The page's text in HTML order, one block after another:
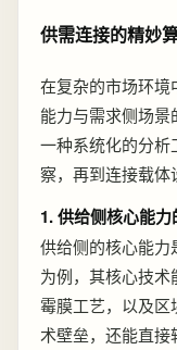
供需连接的精妙
在复杂的市场环境
能力与需求侧场
一种系统化的分析
察，再到连接载体
1. 供给侧核心能
供给侧的核心能力
为例，其核心技
霉膜工艺，以及区
术壁垒，还能直接